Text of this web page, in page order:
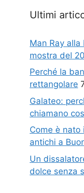
Ultimi
Man Ray
mostra del
Perché la
rettangolare
Galateo:
chiamano
Come è
antichi a
Un
dolce senza